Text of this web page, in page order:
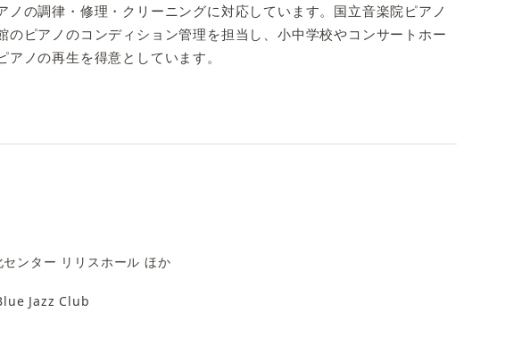
の調律・修理・クリーニングに対応しています。国立音楽院ピアノ
ピアノのコンディション管理を担当し、小中学校やコンサートホー
ノの再生を得意としています。
ンター リリスホール ほか
Jazz Club